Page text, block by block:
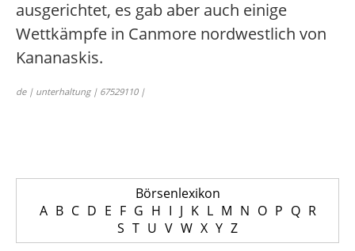
ausgerichtet, es gab aber auch einige
Wettkämpfe in Canmore nordwestlich von
Kananaskis.
de | unterhaltung | 67529110 |
Börsenlexikon
A B C D E F G H I J K L M N O P Q R
S T U V W X Y Z